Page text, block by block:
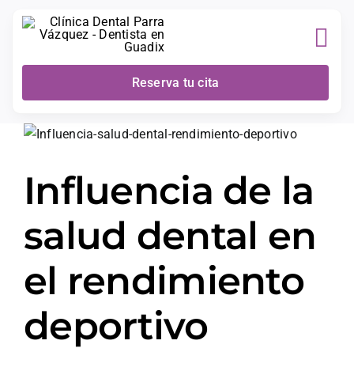
Reserva tu cita
Influencia de la
salud dental en
el rendimiento
deportivo